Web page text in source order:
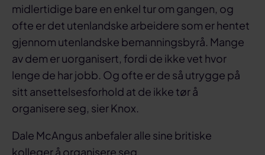
midlertidige bare en enkel tur om gangen, og
ofte er det utenlandske arbeidere som er hentet
gjennom utenlandske bemanningsbyrå. Mange
av dem er uorganisert, fordi de ikke vet hvor
lenge de har jobb. Og ofte er de så utrygge på
sitt ansettelsesforhold at de ikke tør å
organisere seg, sier Knox.
Dale McAngus anbefaler alle sine britiske
kolleger å organisere seg.